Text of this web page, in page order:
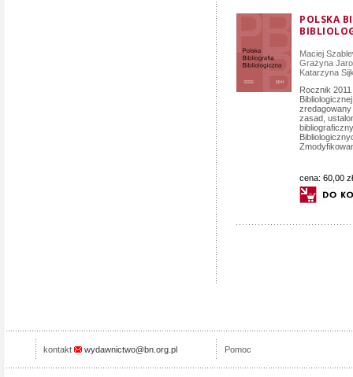
POLSKA
Maciej
Grażyna
Katarzyna
Rocznik
zasad,
cena: 60,00 zł
kontakt wydawnictwo@bn.org.pl Pomoc